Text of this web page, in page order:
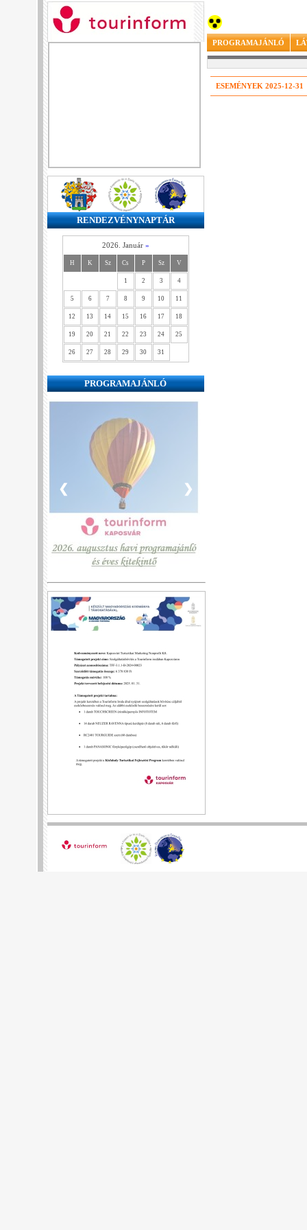
RENDEZVÉNYNAPTÁR
2026. Január »
H K Sz Cs P Sz V
1 2 3 4
5 6 7 8 9 10 11
12 13 14 15 16 17 18
19 20 21 22 23 24 25
26 27 28 29 30 31
PROGRAMAJÁNLÓ
❮ ❯
PROGRAMAJÁNLÓ
ESEMÉNYEK 2025-12-31